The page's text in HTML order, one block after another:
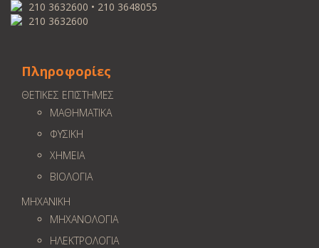
210 3632600 • 210 3648055
210 3632600
Πληροφορίες
ΘΕΤΙΚΕΣ ΕΠΙΣΤΗΜΕΣ
ΜΑΘΗΜΑΤΙΚΑ
ΦΥΣΙΚΗ
ΧΗΜΕΙΑ
ΒΙΟΛΟΓΙΑ
ΜΗΧΑΝΙΚΗ
ΜΗΧΑΝΟΛΟΓΙΑ
ΗΛΕΚΤΡΟΛΟΓΙΑ